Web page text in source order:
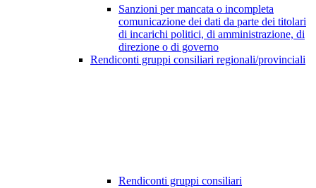
Sanzioni per mancata o incompleta
comunicazione dei dati da parte dei titolari
di incarichi politici, di amministrazione, di
direzione o di governo
Rendiconti gruppi consiliari regionali/provinciali
Rendiconti gruppi consiliari